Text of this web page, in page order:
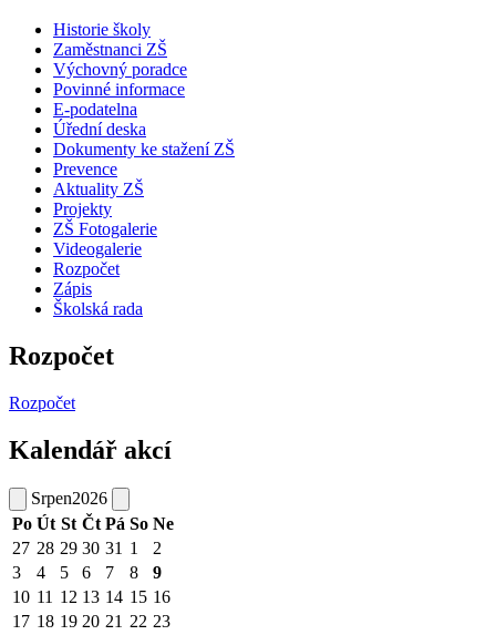
Historie školy
Zaměstnanci ZŠ
Výchovný poradce
Povinné informace
E-podatelna
Úřední deska
Dokumenty ke stažení ZŠ
Prevence
Aktuality ZŠ
Projekty
ZŠ Fotogalerie
Videogalerie
Rozpočet
Zápis
Školská rada
Rozpočet
Rozpočet
Kalendář akcí
Srpen2026
Po Út St Čt Pá So Ne
27 28 29 30 31 1
2
3
4 5 6 7 8
9
10 11 12 13 14 15 16
17 18 19 20 21 22 23